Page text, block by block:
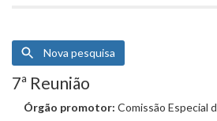
Nova pesquisa
7ª Reunião
Órgão promotor: Comissão Especial